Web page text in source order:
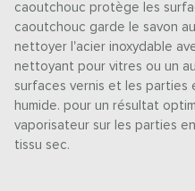
caoutchouc protège les
caoutchouc garde le savon
nettoyer l'acier inoxydable
nettoyant pour vitres ou un
surfaces vernis et les parties
humide. pour un résultat
vaporisateur sur les parties
tissu sec.